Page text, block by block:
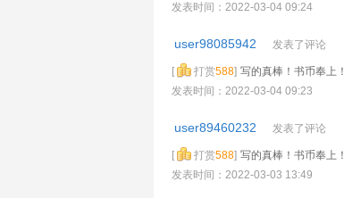
发表时间：2022-03-04 09:24
user98085942 发表了评论
[ 打赏588] 写的真棒！书币奉上！
发表时间：2022-03-04 09:23
user89460232 发表了评论
[ 打赏588] 写的真棒！书币奉上！
发表时间：2022-03-03 13:49